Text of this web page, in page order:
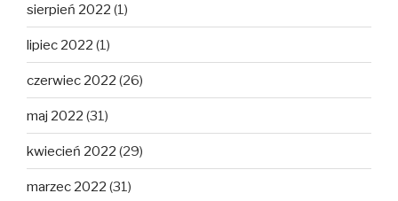
sierpień 2022 (1)
lipiec 2022 (1)
czerwiec 2022 (26)
maj 2022 (31)
kwiecień 2022 (29)
marzec 2022 (31)